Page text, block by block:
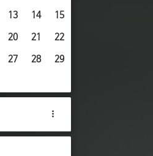
13 14 15
20 21 22
27 28 29